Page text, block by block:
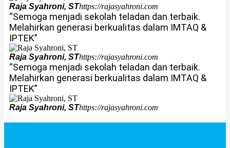
Raja Syahroni, SThttps://rajasyahroni.com
“Semoga menjadi sekolah teladan dan terbaik.
Melahirkan generasi berkualitas dalam IMTAQ &
IPTEK”
Raja Syahroni, SThttps://rajasyahroni.com
“Semoga menjadi sekolah teladan dan terbaik.
Melahirkan generasi berkualitas dalam IMTAQ &
IPTEK”
Raja Syahroni, SThttps://rajasyahroni.com